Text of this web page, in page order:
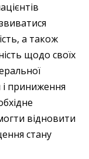
а також
щодо своїх
і приниження
відновити
стану